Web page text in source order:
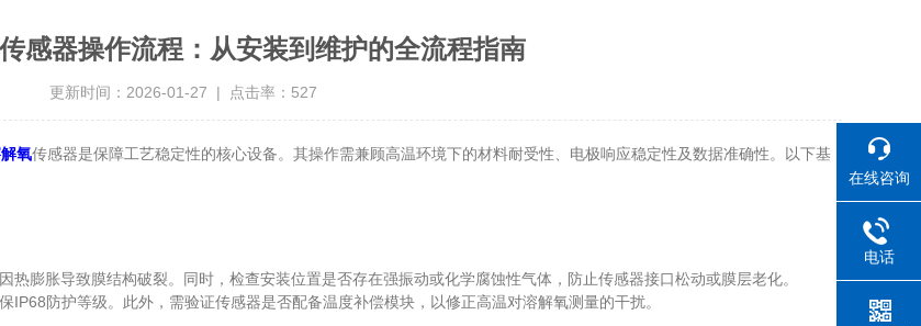
感器操作流程：从安装到维护的全流程指南
更新时间：2026-01-27 | 点击率：527
氧传感器是保障工艺稳定性的核心设备。其操作需兼顾高温环境下的材料耐受性、电极响应稳定性及数据准确性。以下基
胀导致膜结构破裂。同时，检查安装位置是否存在强振动或化学腐蚀性气体，防止传感器接口松动或膜层老化。
防护等级。此外，需验证传感器是否配备温度补偿模块，以修正高温对溶解氧测量的干扰。
在线咨询
电话